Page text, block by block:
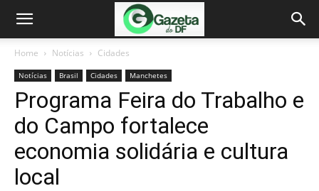
Home Notícias Cidades
Notícias Brasil Cidades Manchetes
Programa Feira do Trabalho e
do Campo fortalece
economia solidária e cultura
local